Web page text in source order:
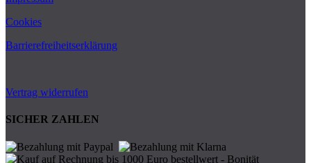
Cookies
Barrierefreiheitserklärung
Vertrag widerrufen
SICHER ZAHLEN